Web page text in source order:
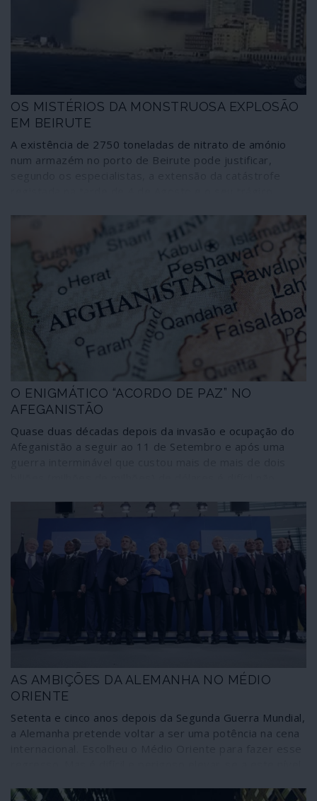
restauração e modernização das infraestruturas
desenvolvimentistas e produtivas do país. O Líbano
está numa encruzilhada: mais da mesma degradação sob
o mito neoliberal da “Paris do Oriente”; ou virar-se para
OS MISTÉRIOS DA MONSTRUOSA EXPLOSÃO
EM BEIRUTE
A existência de 2750 toneladas de nitrato de amónio
num armazém no porto de Beirute pode justificar,
e de 300 mil desalojados. O que parece mais difícil de
explicar é o estranho cogumelo observado sobre o local
na sequência das explosões, em vez das esperadas
nuvens de fumo em dispersão, seguido por uma vaga
gigantesca no mar e um abalo sísmico de 3,5 na escala
de Richter - eventual causador de grandes estragos em
redor, juntamente com o sopro do rebentamento. O que
terá acontecido, de facto, em Beirute?
O ENIGMÁTICO “ACORDO DE PAZ” NO
AFEGANISTÃO
Quase duas décadas depois da invasão e ocupação do
Afeganistão a seguir ao 11 de Setembro e após uma
entre os Estados Unidos e os Talibã na cidade de Doha,
AS AMBIÇÕES DA ALEMANHA NO MÉDIO
ORIENTE
Setenta e cinco anos depois da Segunda Guerra Mundial,
a Alemanha pretende voltar a ser uma potência na cena